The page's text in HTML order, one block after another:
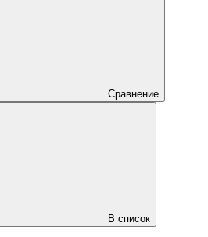
Сравнение
В список